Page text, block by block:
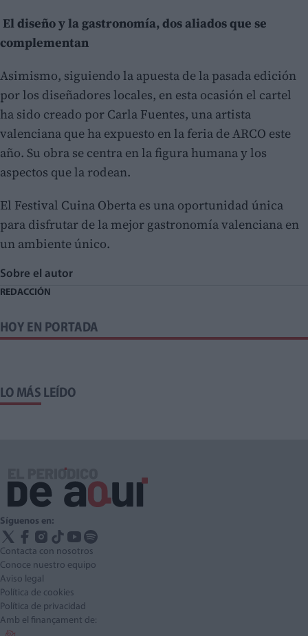
El diseño y la gastronomía, dos aliados que se
complementan
Asimismo, siguiendo la apuesta de la pasada edición
por los diseñadores locales, en esta ocasión el cartel
ha sido creado por Carla Fuentes, una artista
valenciana que ha expuesto en la feria de ARCO este
año. Su obra se centra en la figura humana y los
aspectos que la rodean.
El Festival Cuina Oberta es una oportunidad única
para disfrutar de la mejor gastronomía valenciana en
un ambiente único.
Sobre el autor
REDACCIÓN
HOY EN PORTADA
LO MÁS LEÍDO
Síguenos en:
Contacta con nosotros
Conoce nuestro equipo
Aviso legal
Política de cookies
Política de privacidad
Amb el finançament de: